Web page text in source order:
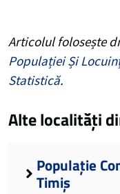
Articolul folosește
Populației Și
Statistică.
Alte localități
Populație
Timiș